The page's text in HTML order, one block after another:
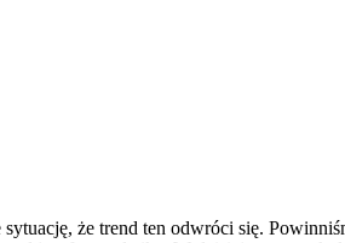
że trend ten odwróci się.